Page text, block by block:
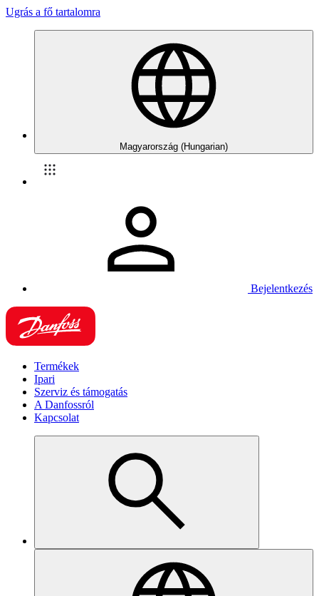
Ugrás a fő tartalomra
Magyarország (Hungarian)
Bejelentkezés
Termékek
Ipari
Szerviz és támogatás
A Danfossról
Kapcsolat